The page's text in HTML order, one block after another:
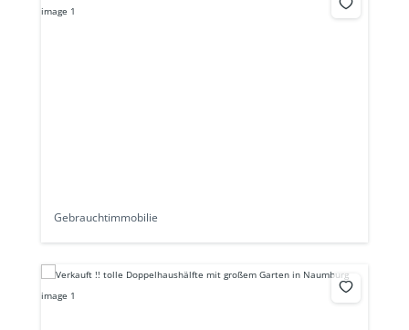
Gebrauchtimmobilie